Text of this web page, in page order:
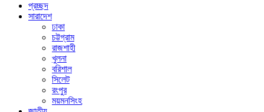
প্রচ্ছদ
সারাদেশ
ঢাকা
চট্টগ্রাম
রাজশাহী
খুলনা
বরিশাল
সিলেট
রংপুর
ময়মনসিংহ